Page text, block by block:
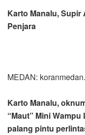
Karto Manalu, Supir
Penjara
MEDAN:
Karto Manalu,
“Maut” Mini
palang pintu